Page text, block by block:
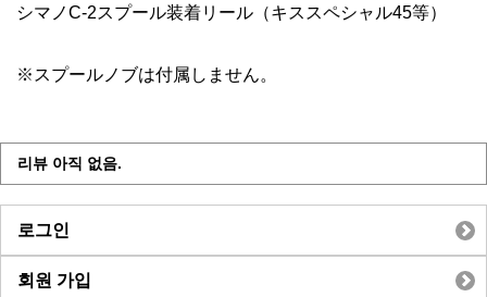
シマノC-2スプール装着リール（キススペシャル45等）
※スプールノブは付属しません。
리뷰 아직 없음.
로그인
회원 가입